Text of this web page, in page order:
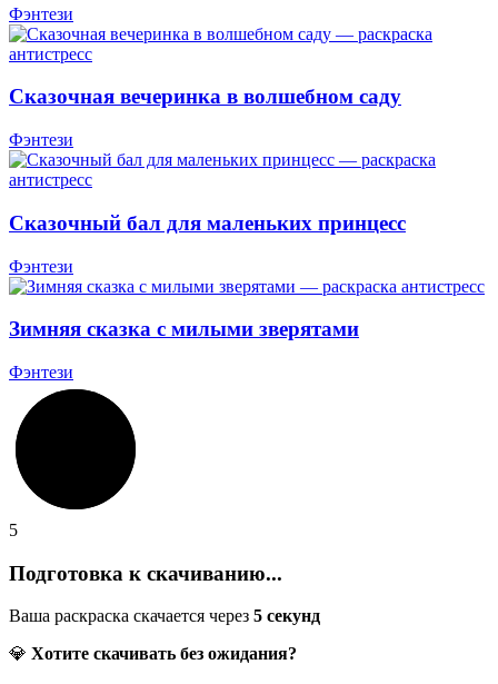
Фэнтези
Сказочная вечеринка в волшебном саду
Фэнтези
Сказочный бал для маленьких принцесс
Фэнтези
Зимняя сказка с милыми зверятами
Фэнтези
5
Подготовка к скачиванию...
Ваша раскраска скачается через 5 секунд
💎 Хотите скачивать без ожидания?